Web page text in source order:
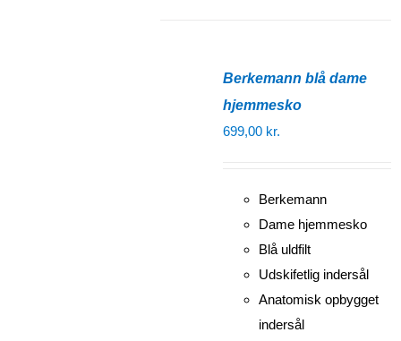
Berkemann blå dame
hjemmesko
699,00 kr.
Berkemann
Dame hjemmesko
Blå uldfilt
Udskifetlig indersål
Anatomisk opbygget
indersål